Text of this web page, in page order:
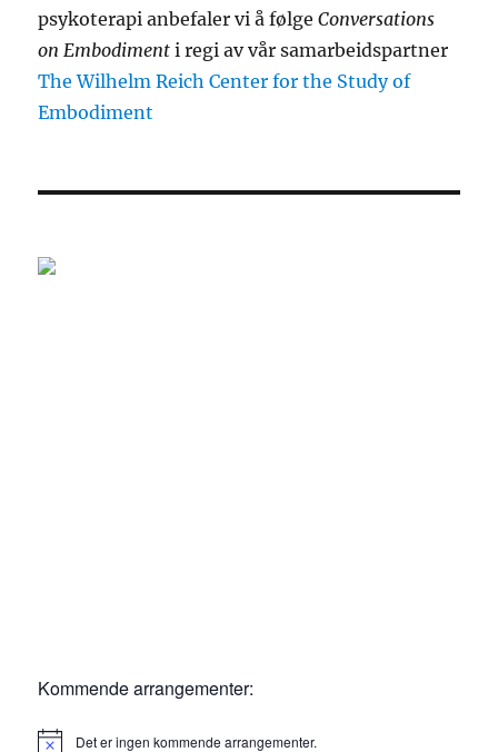
psykoterapi anbefaler vi å følgeConversations
on Embodiment i regi av vår samarbeidspartner
The Wilhelm Reich Center for the Study of
Embodiment
Kommende arrangementer:
Det er ingen kommende arrangementer.